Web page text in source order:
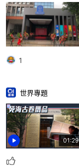
1
01:29
世界專題